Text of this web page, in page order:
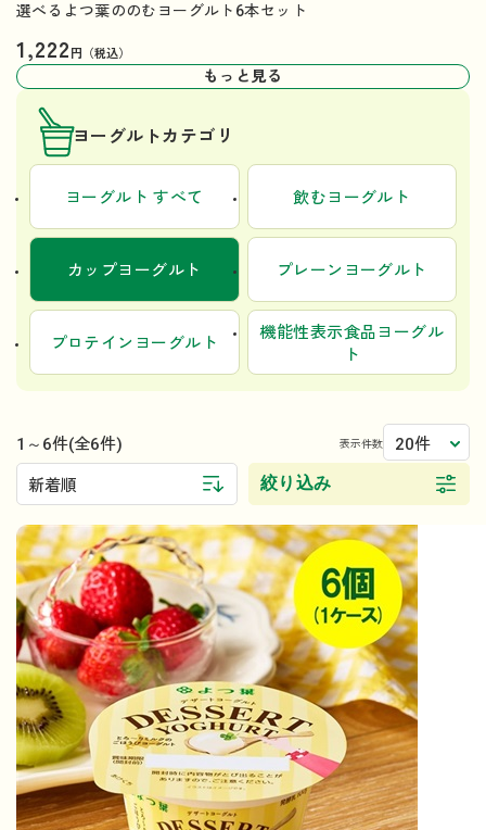
選べるよつ葉ののむヨーグルト6本セット
1,222円（税込）
もっと見る
ヨーグルトカテゴリ
ヨーグルト すべて 飲むヨーグルト
カップヨーグルト プレーンヨーグルト
プロテインヨーグルト
機能性表示食品ヨーグル
ト
1～6件(全6件) 表示件数 20件
新着順 絞り込み